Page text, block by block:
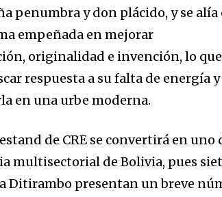
penumbra y don plácido, y se alía
empeñada en mejorar
originalidad e invención, lo que
respuesta a su falta de energía y
en una urbe moderna.
de CRE se convertirá en uno
multisectorial de Bolivia, pues
Ditirambo presentan un breve